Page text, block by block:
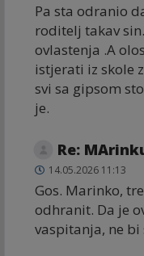
Pa sta odranio
roditelj takav
ovlastenja .A
istjerati iz skole
svi sa gipsom
je.
Re:
14.05.2026 11:13
Gos. Marinko,
odhranit. Da je
vaspitanja, ne bi